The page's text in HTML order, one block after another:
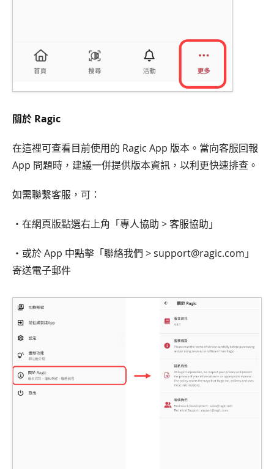
關於 Ragic
在這裡可查看目前使用的 Ragic App 版本。當向客服回報
App 問題時，建議一併提供版本資訊，以利更快速排查。
如需聯繫客服，可：
・在網頁版點選右上角「專人協助 > 客服協助」
・或於 App 中點擊「聯絡我們 > support@ragic.com」
寄送電子郵件